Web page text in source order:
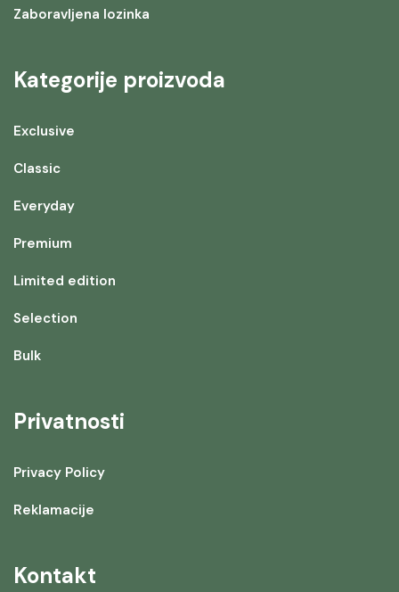
Zaboravljena lozinka
Kategorije proizvoda
Exclusive
Classic
Everyday
Premium
Limited edition
Selection
Bulk
Privatnosti
Privacy Policy
Reklamacije
Kontakt